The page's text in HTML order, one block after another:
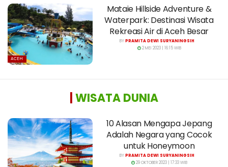
ACEH
Mataie Hillside Adventure &
Waterpark: Destinasi Wisata
Rekreasi Air di Aceh Besar
BYPRAMITA DEWI SURYANINGSIH
2 MEI 2023 | 16:15 WIB
WISATA DUNIA
10 Alasan Mengapa Jepang
Adalah Negara yang Cocok
untuk Honeymoon
BYPRAMITA DEWI SURYANINGSIH
29 OKTOBER 2023 | 17:33 WIB